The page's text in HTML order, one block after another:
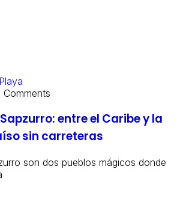
Comments
entre el Caribe y la
sin carreteras
son dos pueblos mágicos donde